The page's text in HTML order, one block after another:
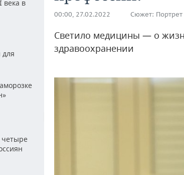
века в
для
00:00, 27.02.2022 Сюжет: Портрет
Светило медицины — о
здравоохранении